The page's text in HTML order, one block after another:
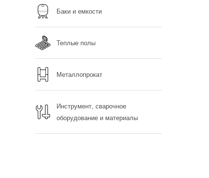
Баки и емкости
Теплые полы
Металлопрокат
Инструмент, сварочное
оборудование и материалы